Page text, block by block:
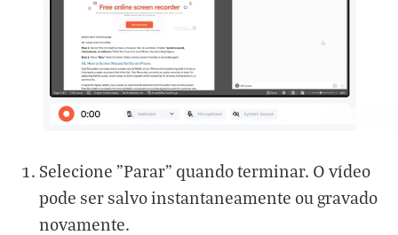
Selecione "Parar" quando terminar. O vídeo
pode ser salvo instantaneamente ou gravado
novamente.